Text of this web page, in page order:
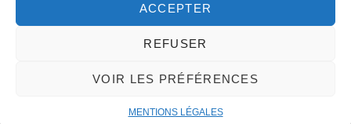
ACCEPTER
REFUSER
VOIR LES PRÉFÉRENCES
MENTIONS LÉGALES
Liens vers notre club omnisport et le monde du billard
© 2023 – Un site par mwgrafico ​ –Mentions légales